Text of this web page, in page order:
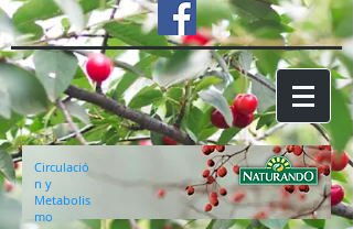
Circulació
n y
Metabolis
mo